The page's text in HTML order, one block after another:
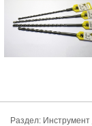
Раздел: Инструмент